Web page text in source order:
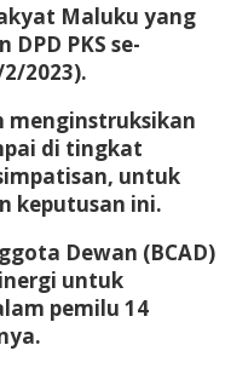
Maluku yang
PKS se-
2023).
menginstruksikan
di tingkat
untuk
keputusan ini.
Dewan (BCAD)
untuk
pemilu 14